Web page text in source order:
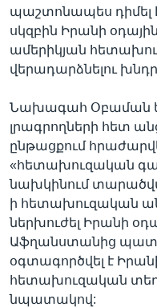
պաշտոնապես դիմել
սկզբին Իրանի
ամերիկյան
վերադարձնելու
Նախագահ Օբաման
լրագրողների հետ
ընթացքում
«հետախուզական
նախկինում
ի հետախուզական
ներխուժել Իրանի
Աֆղանստանից
օգտագործվել է
հետախուզական
նպատակով: